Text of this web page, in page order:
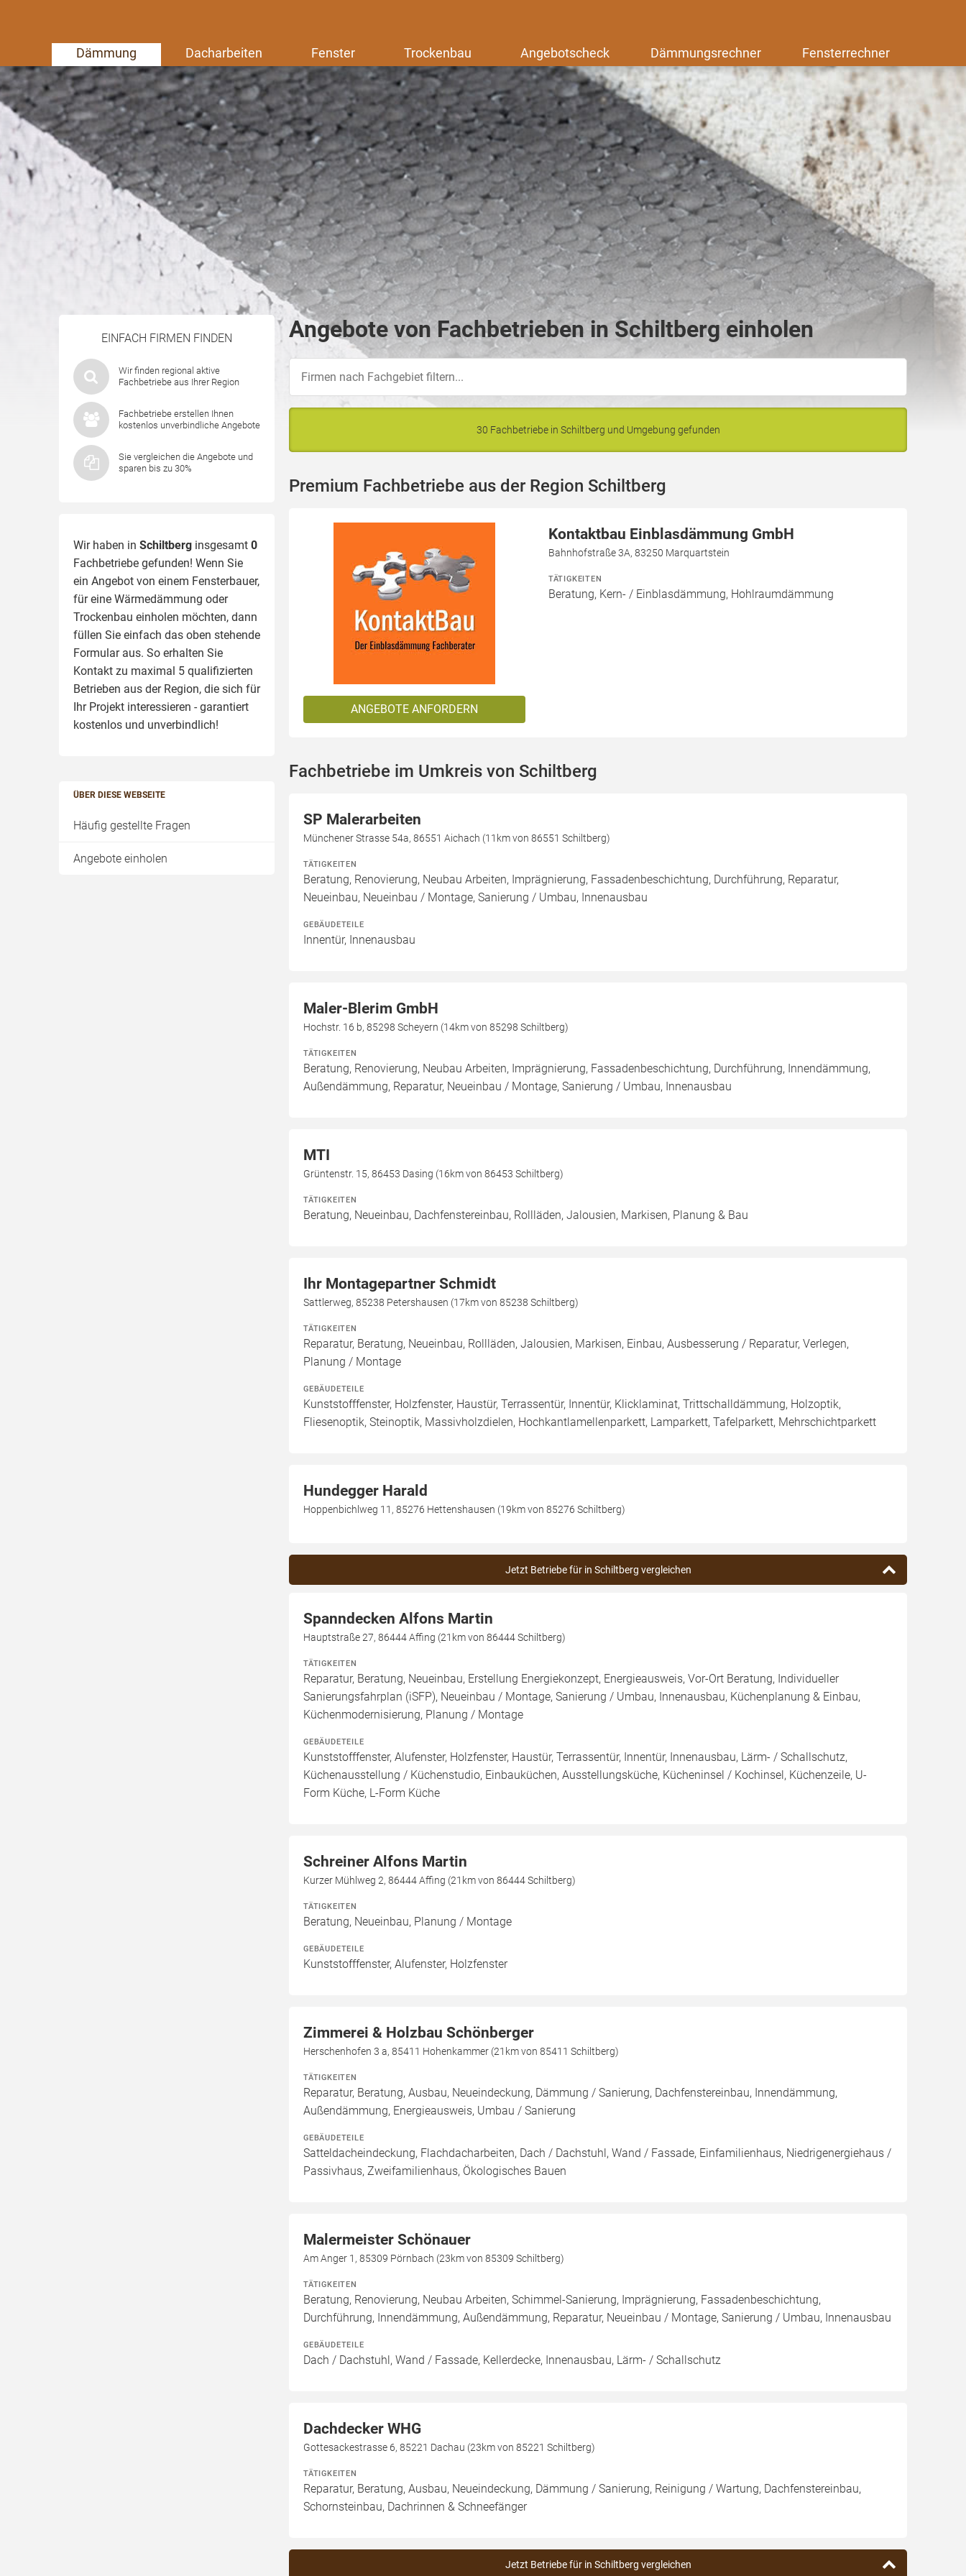
Dämmung Dacharbeiten Fenster Trockenbau Angebotscheck Dämmungsrechner Fensterrechner
EINFACH FIRMEN FINDEN
Wir finden regional aktive
Fachbetriebe aus Ihrer Region
Fachbetriebe erstellen Ihnen
kostenlos unverbindliche Angebote
Sie vergleichen die Angebote und
sparen bis zu 30%
Wir haben in Schiltberg insgesamt 0
Fachbetriebe gefunden! Wenn Sie
ein Angebot von einem Fensterbauer,
für eine Wärmedämmung oder
Trockenbau einholen möchten, dann
füllen Sie einfach das oben stehende
Formular aus. So erhalten Sie
Kontakt zu maximal 5 qualifizierten
Betrieben aus der Region, die sich für
Ihr Projekt interessieren - garantiert
kostenlos und unverbindlich!
ÜBER DIESE WEBSEITE
Häufig gestellte Fragen
Angebote einholen
Angebote von Fachbetrieben in Schiltberg einholen
30 Fachbetriebe in Schiltberg und Umgebung gefunden
Premium Fachbetriebe aus der Region Schiltberg
ANGEBOTE ANFORDERN
Kontaktbau Einblasdämmung GmbH
Bahnhofstraße 3A, 83250 Marquartstein
TÄTIGKEITEN
Beratung, Kern- / Einblasdämmung, Hohlraumdämmung
Fachbetriebe im Umkreis von Schiltberg
SP Malerarbeiten
Münchener Strasse 54a, 86551 Aichach (11km von 86551 Schiltberg)
TÄTIGKEITEN
Beratung, Renovierung, Neubau Arbeiten, Imprägnierung, Fassadenbeschichtung, Durchführung, Reparatur,
Neueinbau, Neueinbau / Montage, Sanierung / Umbau, Innenausbau
GEBÄUDETEILE
Innentür, Innenausbau
Maler-Blerim GmbH
Hochstr. 16 b, 85298 Scheyern (14km von 85298 Schiltberg)
TÄTIGKEITEN
Beratung, Renovierung, Neubau Arbeiten, Imprägnierung, Fassadenbeschichtung, Durchführung, Innendämmung,
Außendämmung, Reparatur, Neueinbau / Montage, Sanierung / Umbau, Innenausbau
MTI
Grüntenstr. 15, 86453 Dasing (16km von 86453 Schiltberg)
TÄTIGKEITEN
Beratung, Neueinbau, Dachfenstereinbau, Rollläden, Jalousien, Markisen, Planung & Bau
Ihr Montagepartner Schmidt
Sattlerweg, 85238 Petershausen (17km von 85238 Schiltberg)
TÄTIGKEITEN
Reparatur, Beratung, Neueinbau, Rollläden, Jalousien, Markisen, Einbau, Ausbesserung / Reparatur, Verlegen,
Planung / Montage
GEBÄUDETEILE
Kunststofffenster, Holzfenster, Haustür, Terrassentür, Innentür, Klicklaminat, Trittschalldämmung, Holzoptik,
Fliesenoptik, Steinoptik, Massivholzdielen, Hochkantlamellenparkett, Lamparkett, Tafelparkett, Mehrschichtparkett
Hundegger Harald
Hoppenbichlweg 11, 85276 Hettenshausen (19km von 85276 Schiltberg)
Jetzt Betriebe für in Schiltberg vergleichen
Spanndecken Alfons Martin
Hauptstraße 27, 86444 Affing (21km von 86444 Schiltberg)
TÄTIGKEITEN
Reparatur, Beratung, Neueinbau, Erstellung Energiekonzept, Energieausweis, Vor-Ort Beratung, Individueller
Sanierungsfahrplan (iSFP), Neueinbau / Montage, Sanierung / Umbau, Innenausbau, Küchenplanung & Einbau,
Küchenmodernisierung, Planung / Montage
GEBÄUDETEILE
Kunststofffenster, Alufenster, Holzfenster, Haustür, Terrassentür, Innentür, Innenausbau, Lärm- / Schallschutz,
Küchenausstellung / Küchenstudio, Einbauküchen, Ausstellungsküche, Kücheninsel / Kochinsel, Küchenzeile, U-
Form Küche, L-Form Küche
Schreiner Alfons Martin
Kurzer Mühlweg 2, 86444 Affing (21km von 86444 Schiltberg)
TÄTIGKEITEN
Beratung, Neueinbau, Planung / Montage
GEBÄUDETEILE
Kunststofffenster, Alufenster, Holzfenster
Zimmerei & Holzbau Schönberger
Herschenhofen 3 a, 85411 Hohenkammer (21km von 85411 Schiltberg)
TÄTIGKEITEN
Reparatur, Beratung, Ausbau, Neueindeckung, Dämmung / Sanierung, Dachfenstereinbau, Innendämmung,
Außendämmung, Energieausweis, Umbau / Sanierung
GEBÄUDETEILE
Satteldacheindeckung, Flachdacharbeiten, Dach / Dachstuhl, Wand / Fassade, Einfamilienhaus, Niedrigenergiehaus /
Passivhaus, Zweifamilienhaus, Ökologisches Bauen
Malermeister Schönauer
Am Anger 1, 85309 Pörnbach (23km von 85309 Schiltberg)
TÄTIGKEITEN
Beratung, Renovierung, Neubau Arbeiten, Schimmel-Sanierung, Imprägnierung, Fassadenbeschichtung,
Durchführung, Innendämmung, Außendämmung, Reparatur, Neueinbau / Montage, Sanierung / Umbau, Innenausbau
GEBÄUDETEILE
Dach / Dachstuhl, Wand / Fassade, Kellerdecke, Innenausbau, Lärm- / Schallschutz
Dachdecker WHG
Gottesackestrasse 6, 85221 Dachau (23km von 85221 Schiltberg)
TÄTIGKEITEN
Reparatur, Beratung, Ausbau, Neueindeckung, Dämmung / Sanierung, Reinigung / Wartung, Dachfenstereinbau,
Schornsteinbau, Dachrinnen & Schneefänger
Jetzt Betriebe für in Schiltberg vergleichen